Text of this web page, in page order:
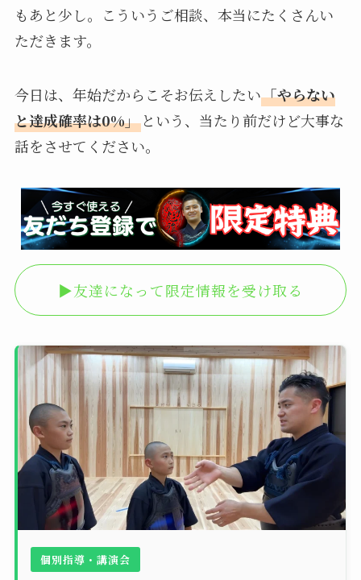
もあと少し。こういうご相談、本当にたくさんい
ただきます。
今日は、年始だからこそお伝えしたい「やらない
と達成確率は0%」という、当たり前だけど大事な
話をさせてください。
▶︎友達になって限定情報を受け取る
個別指導・講演会